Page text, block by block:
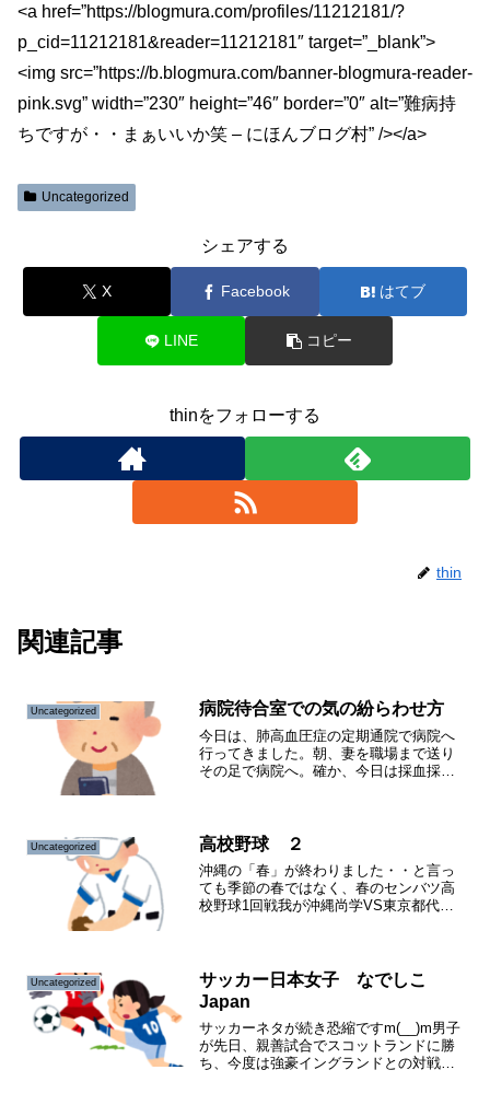
<a href=”https://blogmura.com/profiles/11212181/?
p_cid=11212181&reader=11212181″ target=”_blank”>
<img src=”https://b.blogmura.com/banner-blogmura-reader-
pink.svg” width=”230″ height=”46″ border=”0″ alt=”難病持
ちですが・・まぁいいか笑 – にほんブログ村” /></a>
Uncategorized
シェアする
X Facebook はてブ
LINE コピー
thinをフォローする
thin
関連記事
Uncategorized 病院待合室での気の紛らわせ方
今日は、肺高血圧症の定期通院で病院へ
行ってきました。朝、妻を職場まで送り
その足で病院へ。確か、今日は採血採
いう事も有り、駐...
Uncategorized 高校野球 ２
沖縄の「春」が終わりました・・と言っ
ても季節の春ではなく、春のセンバツ高
校野球1回戦我が沖縄尚学VS東京都代表
ると決まって「...
Uncategorized
サッカー日本女子 なでしこ
Japan
サッカーネタが続き恐縮ですm(__)m男子
が先日、親善試合でスコットランドに勝
ち、今度は強豪イングランドとの対戦で